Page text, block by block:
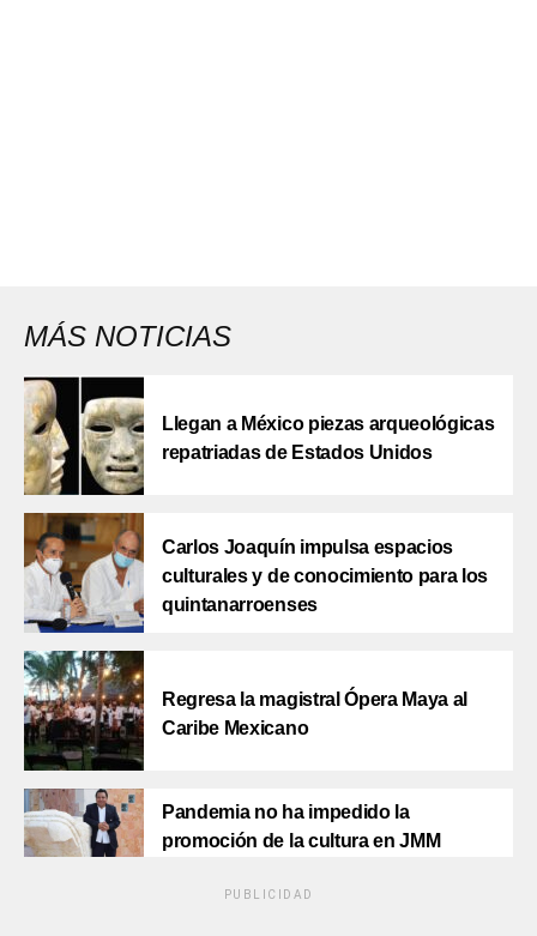
MÁS NOTICIAS
Llegan a México piezas arqueológicas
repatriadas de Estados Unidos
Carlos Joaquín impulsa espacios
culturales y de conocimiento para los
quintanarroenses
Regresa la magistral Ópera Maya al
Caribe Mexicano
Pandemia no ha impedido la
promoción de la cultura en JMM
PUBLICIDAD